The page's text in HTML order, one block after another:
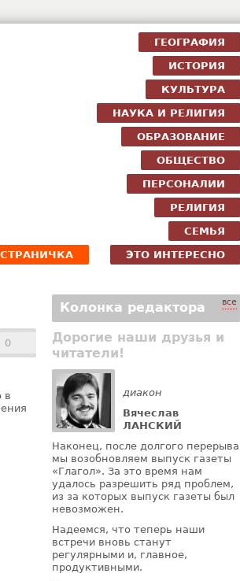
ГЕОГРАФИЯ
ИСТОРИЯ
КУЛЬТУРА
НАУКА И РЕЛИГИЯ
ОБРАЗОВАНИЕ
ОБЩЕСТВО
ПЕРСОНАЛИИ
РЕЛИГИЯ
СЕМЬЯ
ЭТО ИНТЕРЕСНО
0
в
Колонка редактора все
Дорогие наши друзья и
читатели!
диакон
Вячеслав
ЛАНСКИЙ
Наконец, после долгого перерыва
мы возобновляем выпуск газеты
«Глагол». За это время нам
удалось разрешить ряд проблем,
из за которых выпуск газеты был
невозможен.
Надеемся, что теперь наши
встречи вновь станут
регулярными и, главное,
продуктивными.